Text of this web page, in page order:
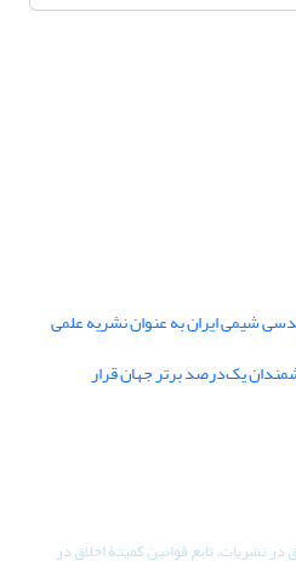
شیمی ایران به عنوان نشریه علمی
یک‌درصد برتر جهان قرار
در نشریات، تابع قوانین کمیتۀ اخلاق در